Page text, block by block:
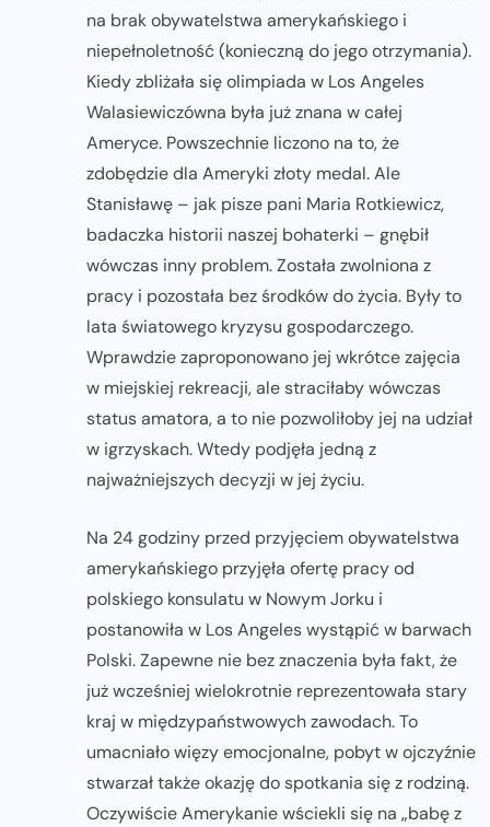
na brak obywatelstwa amerykańskiego i
niepełnoletność (konieczną do jego otrzymania).
Kiedy zbliżała się olimpiada w Los Angeles
Walasiewiczówna była już znana w całej
Ameryce. Powszechnie liczono na to, że
zdobędzie dla Ameryki złoty medal. Ale
Stanisławę – jak pisze pani Maria Rotkiewicz,
badaczka historii naszej bohaterki – gnębił
wówczas inny problem. Została zwolniona z
pracy i pozostała bez środków do życia. Były to
lata światowego kryzysu gospodarczego.
Wprawdzie zaproponowano jej wkrótce zajęcia
w miejskiej rekreacji, ale straciłaby wówczas
status amatora, a to nie pozwoliłoby jej na udział
w igrzyskach. Wtedy podjęła jedną z
najważniejszych decyzji w jej życiu.
Na 24 godziny przed przyjęciem obywatelstwa
amerykańskiego przyjęła ofertę pracy od
polskiego konsulatu w Nowym Jorku i
postanowiła w Los Angeles wystąpić w barwach
Polski. Zapewne nie bez znaczenia była fakt, że
już wcześniej wielokrotnie reprezentowała stary
kraj w międzypaństwowych zawodach. To
umacniało więzy emocjonalne, pobyt w ojczyźnie
stwarzał także okazję do spotkania się z rodziną.
Oczywiście Amerykanie wściekli się na „babę z